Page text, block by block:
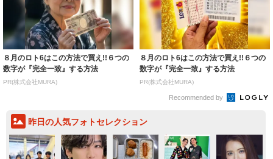
８月のロト6はこの方法で買え!!６つの
数字が『完全一致』する方法
PR(株式会社MURA)
８月のロト6はこの方法で買え!!６つの
数字が『完全一致』する方法
PR(株式会社MURA)
Recommended by
昨日の人気フォトセレクション